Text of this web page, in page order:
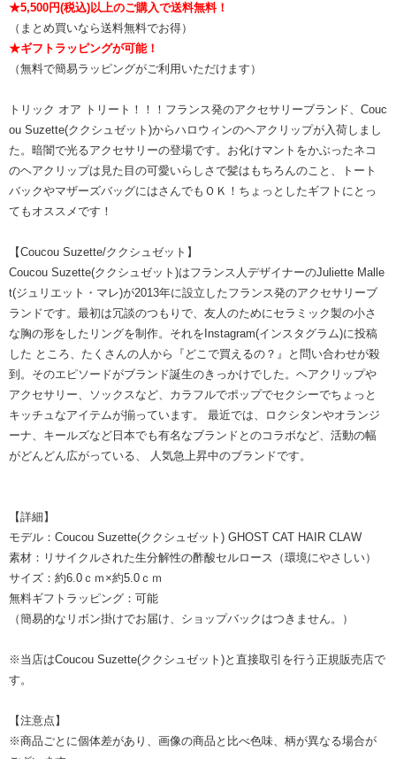
★5,500円(税込)以上のご購入で送料無料！
（まとめ買いなら送料無料でお得）
★ギフトラッピングが可能！
（無料で簡易ラッピングがご利用いただけます）
トリック オア トリート！！！フランス発のアクセサリーブランド、Couc
ou Suzette(ククシュゼット)からハロウィンのヘアクリップが入荷しまし
た。暗闇で光るアクセサリーの登場です。お化けマントをかぶったネコ
のヘアクリップは見た目の可愛いらしさで髪はもちろんのこと、トート
バックやマザーズバッグにはさんでもＯＫ！ちょっとしたギフトにとっ
てもオススメです！
【Coucou Suzette/ククシュゼット】
Coucou Suzette(ククシュゼット)はフランス人デザイナーのJuliette Malle
t(ジュリエット・マレ)が2013年に設立したフランス発のアクセサリーブ
ランドです。最初は冗談のつもりで、友人のためにセラミック製の小さ
な胸の形をしたリングを制作。それをInstagram(インスタグラム)に投稿
した ところ、たくさんの人から『どこで買えるの？』と問い合わせが殺
到。そのエピソードがブランド誕生のきっかけでした。ヘアクリップや
アクセサリー、ソックスなど、カラフルでポップでセクシーでちょっと
キッチュなアイテムが揃っています。 最近では、ロクシタンやオランジ
ーナ、キールズなど日本でも有名なブランドとのコラボなど、活動の幅
がどんどん広がっている、 人気急上昇中のブランドです。
【詳細】
モデル：Coucou Suzette(ククシュゼット) GHOST CAT HAIR CLAW
素材：リサイクルされた生分解性の酢酸セルロース（環境にやさしい）
サイズ：約6.0ｃｍ×約5.0ｃｍ
無料ギフトラッピング：可能
（簡易的なリボン掛けでお届け、ショップバックはつきません。）
※当店はCoucou Suzette(ククシュゼット)と直接取引を行う正規販売店で
す。
【注意点】
※商品ごとに個体差があり、画像の商品と比べ色味、柄が異なる場合が